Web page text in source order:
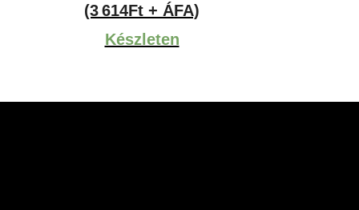
price
was:
(3 614Ft + ÁFA)
Készleten